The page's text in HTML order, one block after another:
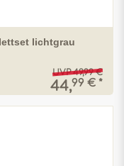
lichtgrau
UVP 49,99 €
44,99 € *